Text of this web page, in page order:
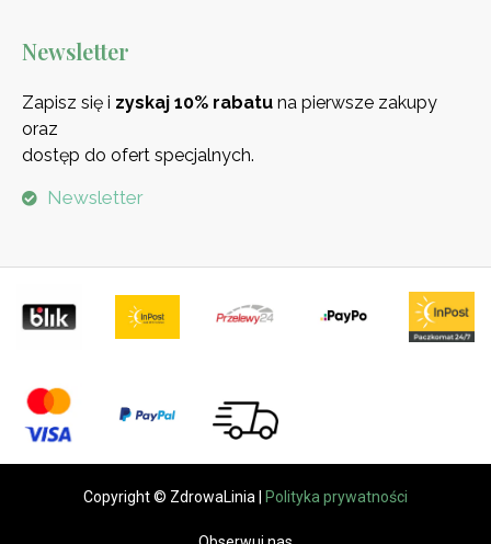
Newsletter
Zapisz się i zyskaj 10% rabatu na pierwsze zakupy
oraz
dostęp do ofert specjalnych.
Newsletter
Copyright © ZdrowaLinia | Polityka prywatności